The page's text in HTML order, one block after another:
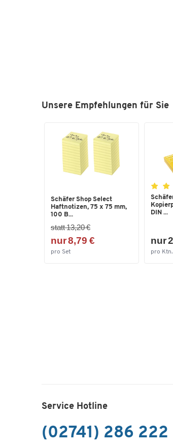
Unsere Empfehlungen für Sie
Schäfer Shop Select
Haftnotizen, 75 x 75 mm,
100 B...
statt 13,20 €
nur 8,79 €
pro Set
DIN ...
nur
pro Ktn.
Service Hotline
(02741) 286 222